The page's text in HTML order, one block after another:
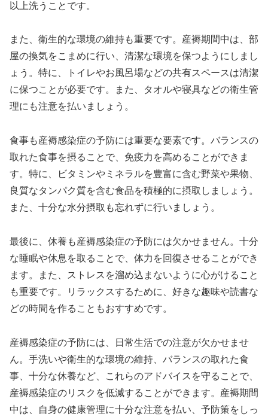
以上洗うことです。
また、衛生的な環境の維持も重要です。産褥期間中は、部
屋の換気をこまめに行い、清潔な環境を保つようにしまし
ょう。特に、トイレやお風呂場などの共有スペースは清潔
に保つことが必要です。また、タオルや寝具などの衛生管
理にも注意を払いましょう。
食事も産褥感染症の予防には重要な要素です。バランスの
取れた食事を摂ることで、免疫力を高めることができま
す。特に、ビタミンやミネラルを豊富に含む野菜や果物、
良質なタンパク質を含む食品を積極的に摂取しましょう。
また、十分な水分摂取も忘れずに行いましょう。
最後に、休養も産褥感染症の予防には欠かせません。十分
な睡眠や休息を取ることで、体力を回復させることができ
ます。また、ストレスを溜め込まないように心がけること
も重要です。リラックスするために、好きな趣味や読書な
どの時間を作ることもおすすめです。
産褥感染症の予防には、日常生活での注意が欠かせませ
ん。手洗いや衛生的な環境の維持、バランスの取れた食
事、十分な休養など、これらのアドバイスを守ることで、
産褥感染症のリスクを低減することができます。産褥期間
中は、自身の健康管理に十分な注意を払い、予防策をしっ